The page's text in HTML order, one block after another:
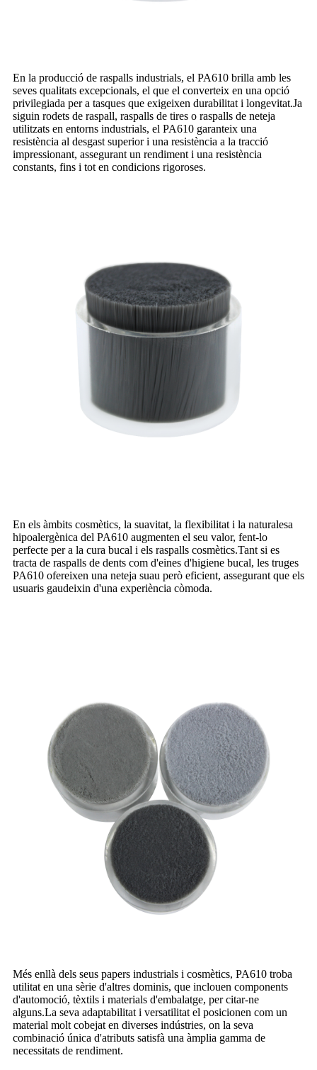
En la producció de raspalls industrials, el PA610 brilla amb les
seves qualitats excepcionals, el que el converteix en una opció
privilegiada per a tasques que exigeixen durabilitat i longevitat.Ja
siguin rodets de raspall, raspalls de tires o raspalls de neteja
utilitzats en entorns industrials, el PA610 garanteix una
resistència al desgast superior i una resistència a la tracció
impressionant, assegurant un rendiment i una resistència
constants, fins i tot en condicions rigoroses.
En els àmbits cosmètics, la suavitat, la flexibilitat i la naturalesa
hipoalergènica del PA610 augmenten el seu valor, fent-lo
perfecte per a la cura bucal i els raspalls cosmètics.Tant si es
tracta de raspalls de dents com d'eines d'higiene bucal, les truges
PA610 ofereixen una neteja suau però eficient, assegurant que els
usuaris gaudeixin d'una experiència còmoda.
Més enllà dels seus papers industrials i cosmètics, PA610 troba
utilitat en una sèrie d'altres dominis, que inclouen components
d'automoció, tèxtils i materials d'embalatge, per citar-ne
alguns.La seva adaptabilitat i versatilitat el posicionen com un
material molt cobejat en diverses indústries, on la seva
combinació única d'atributs satisfà una àmplia gamma de
necessitats de rendiment.